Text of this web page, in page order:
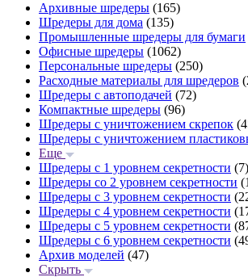
Архивные шредеры (165)
Шредеры для дома (135)
Промышленные шредеры для бумаги
Офисные шредеры (1062)
Персональные шредеры (250)
Расходные материалы для шредеров
Шредеры с автоподачей (72)
Компактные шредеры (96)
Шредеры с уничтожением скрепок
Шредеры с уничтожением
Еще
Шредеры с 1 уровнем секретности (7)
Шредеры со 2 уровнем секретности
Шредеры с 3 уровнем секретности
Шредеры с 4 уровнем секретности
Шредеры с 5 уровнем секретности
Шредеры с 6 уровнем секретности
Архив моделей (47)
Скрыть